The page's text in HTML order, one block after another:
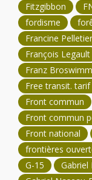
Fitzgibbon
fordisme
Francine Pelletier
François Legault
Franz
Free transit. tarif
Front commun
Front commun
Front national
frontières
G-15
Gabriel